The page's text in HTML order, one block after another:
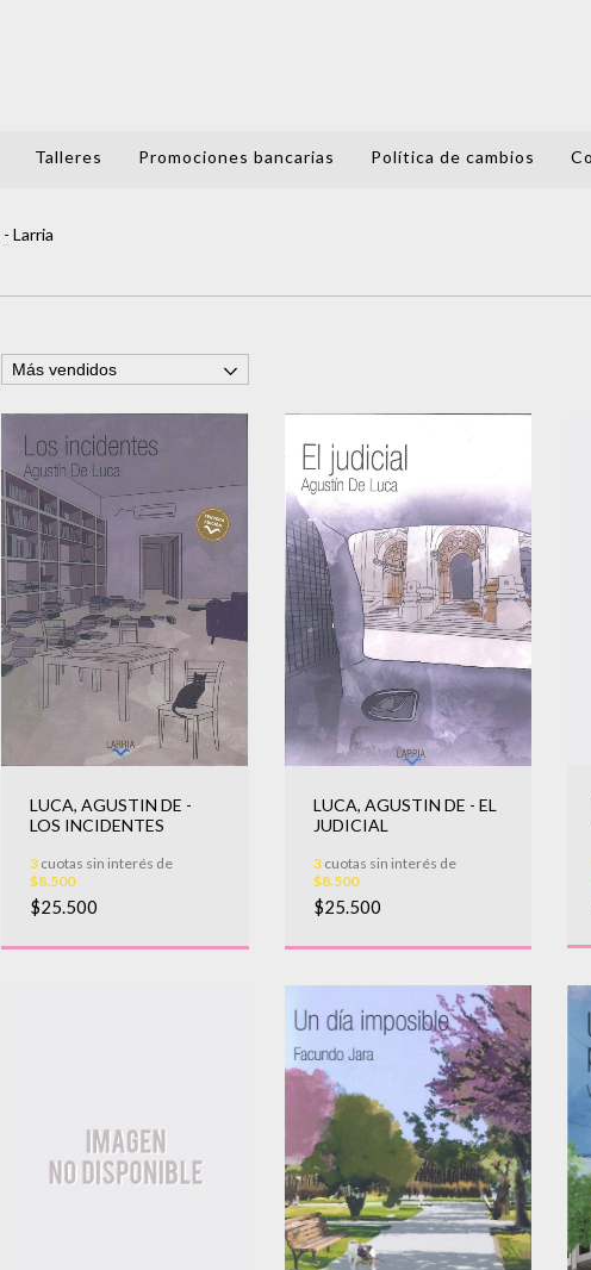
Talleres Promociones bancarias Política de cambios
- Larria
LUCA, AGUSTIN DE -
LOS INCIDENTES
3 cuotas sin interés de
$8.500
$25.500
LUCA, AGUSTIN DE - EL
JUDICIAL
3cuotas sin interés de
$8.500
$25.500